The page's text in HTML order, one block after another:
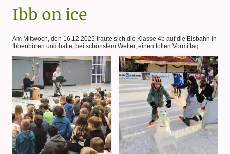
Ibb on ice
Am Mittwoch, den 16.12.2025 traute sich die Klasse 4b auf die Eisbahn in
Ibbenbüren und hatte, bei schönstem Wetter, einen tollen Vormittag.